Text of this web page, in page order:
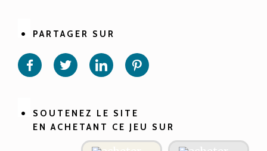
PARTAGER SUR
Partager
sur
Partager
sur sur
SOUTENEZ LE SITE
EN ACHETANT CE JEU SUR